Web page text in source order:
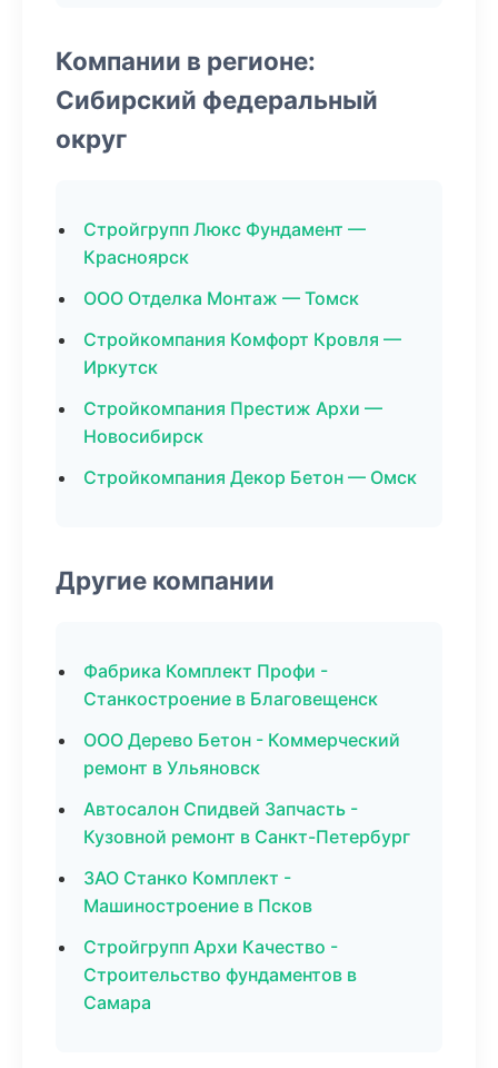
Компании в регионе:
Сибирский федеральный
округ
Стройгрупп Люкс Фундамент —
Красноярск
ООО Отделка Монтаж — Томск
Стройкомпания Комфорт Кровля —
Иркутск
Стройкомпания Престиж Архи —
Новосибирск
Стройкомпания Декор Бетон — Омск
Другие компании
Фабрика Комплект Профи -
Станкостроение в Благовещенск
ООО Дерево Бетон - Коммерческий
ремонт в Ульяновск
Автосалон Спидвей Запчасть -
Кузовной ремонт в Санкт-Петербург
ЗАО Станко Комплект -
Машиностроение в Псков
Стройгрупп Архи Качество -
Строительство фундаментов в
Самара